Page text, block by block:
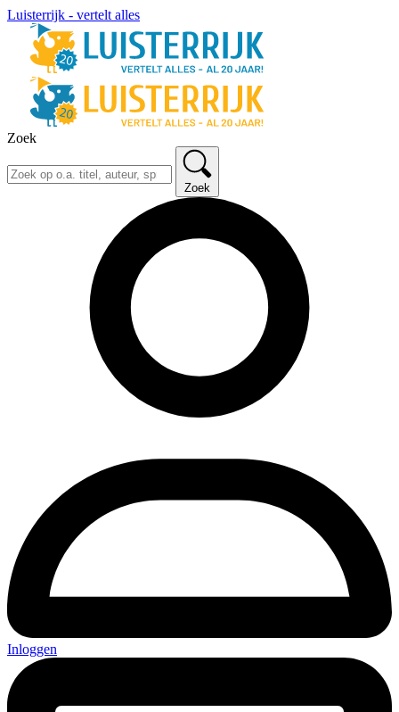
Luisterrijk - vertelt alles
Zoek
Zoek
Inloggen